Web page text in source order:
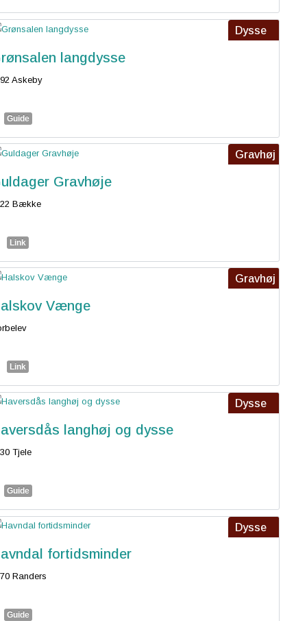
Dysse
langdysse
Askeby
Guide
Gravhøj
Gravhøje
Bække
Link
Gravhøj
Vænge
Link
Dysse
langhøj og dysse
Tjele
Guide
Dysse
fortidsminder
Randers
Guide